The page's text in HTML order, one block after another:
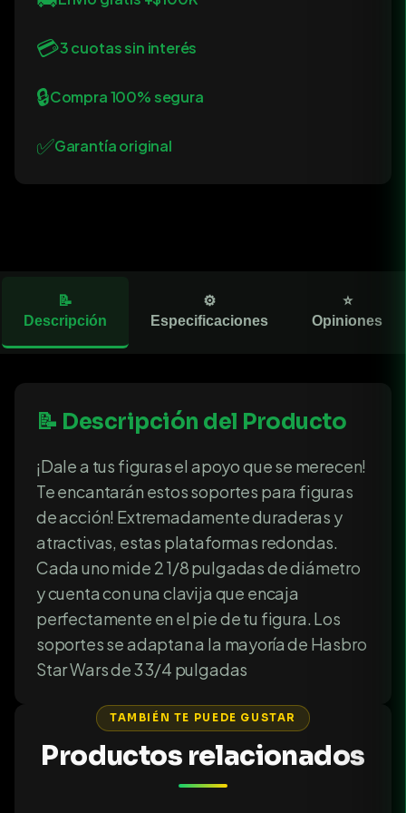
💳3 cuotas sin interés
🔒Compra 100% segura
✅Garantía original
📝
Descripción
⚙️
Especificaciones
⭐
Opiniones
📝 Descripción del Producto
¡Dale a tus figuras el apoyo que se merecen!
Te encantarán estos soportes para figuras
de acción! Extremadamente duraderas y
atractivas, estas plataformas redondas.
Cada uno mide 2 1/8 pulgadas de diámetro
y cuenta con una clavija que encaja
perfectamente en el pie de tu figura. Los
soportes se adaptan a la mayoría de Hasbro
Star Wars de 3 3/4 pulgadas
TAMBIÉN TE PUEDE GUSTAR
Productos relacionados